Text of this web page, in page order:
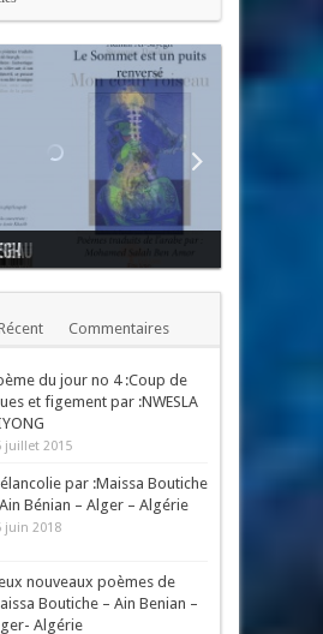
Commentaires
du jour no 4 :Coup de
et figement par :NWESLA
juillet 2015
par :Maissa Boutiche
Bénian – Alger – Algérie
juin 2018
nouveaux poèmes de
Boutiche – Ain Benian –
Algérie